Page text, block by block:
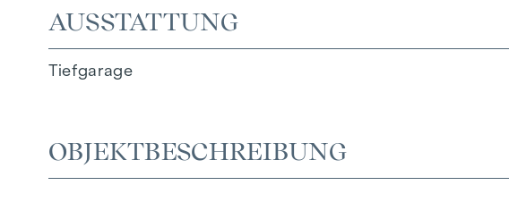
AUSSTATTUNG
Tiefgarage
OBJEKTBESCHREIBUNG